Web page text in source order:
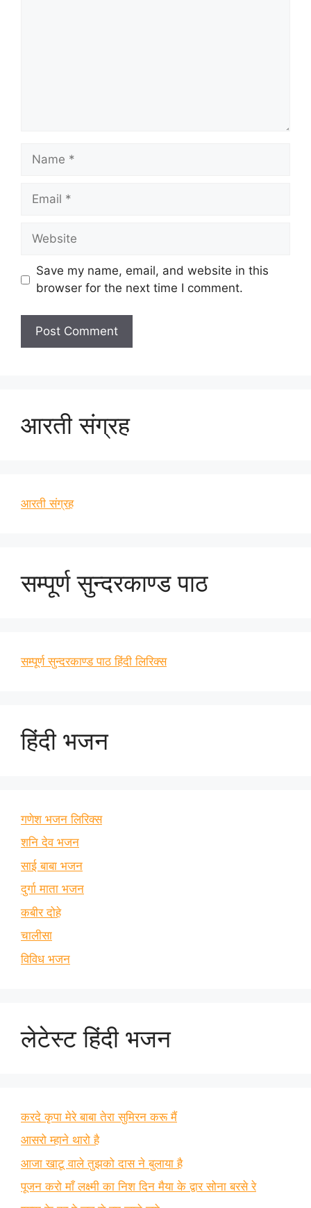
Name
Email
Website
Save my name, email, and website in this
browser for the next time I comment.
आरती संग्रह
आरती संग्रह
सम्पूर्ण सुन्दरकाण्ड पाठ
सम्पूर्ण सुन्दरकाण्ड पाठ हिंदी लिरिक्स
हिंदी भजन
गणेश भजन लिरिक्स
शनि देव भजन
साई बाबा भजन
दुर्गा माता भजन
कबीर दोहे
चालीसा
विविध भजन
लेटेस्ट हिंदी भजन
करदे कृपा मेरे बाबा तेरा सुमिरन करू मैं
आसरो म्हाने थारो है
आजा खाटू वाले तुझको दास ने बुलाया है
पूजन करो माँ लक्ष्मी का निश दिन मैया के द्वार सोना बरसे रे